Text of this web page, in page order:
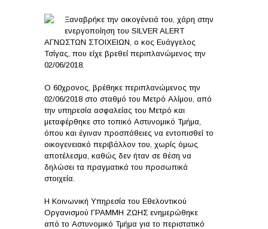
Ξαναβρήκε την οικογένειά του, χάρη στην
ενεργοποίηση του SILVER ALERT
ΑΓΝΩΣΤΩΝ ΣΤΟΙΧΕΙΩΝ, ο κος Ευάγγελος
Τσίγας, που είχε βρεθεί περιπλανώμενος την
02/06/2018.
Ο 60χρονος, βρέθηκε περιπλανώμενος την
02/06/2018 στο σταθμό του Μετρό Αλίμου, από
την υπηρεσία ασφαλείας του Μετρό και
μεταφέρθηκε στο τοπικό Αστυνομικό Τμήμα,
όπου και έγιναν προσπάθειες να εντοπισθεί το
οικογενειακό περιβάλλον του, χωρίς όμως
αποτέλεσμα, καθώς δεν ήταν σε θέση να
δηλώσει τα πραγματικά του προσωπικά
στοιχεία.
Η Κοινωνική Υπηρεσία του Εθελοντικού
Οργανισμού ΓΡΑΜΜΗ ΖΩΗΣ ενημερώθηκε
από το Αστυνομικό Τμήμα για το περιστατικό